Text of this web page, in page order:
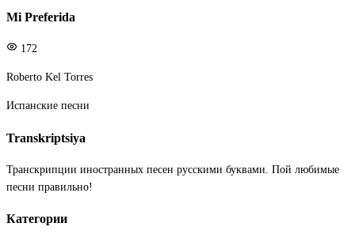
Mi Preferida
172
Roberto Kel Torres
Испанские песни
Transkriptsiya
Транскрипции иностранных песен русскими буквами. Пой любимые
песни правильно!
Категории